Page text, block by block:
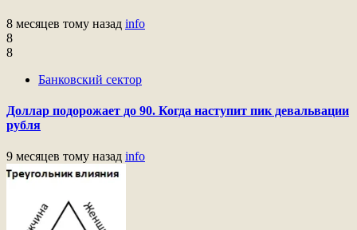
8 месяцев тому назад info
8
8
Банковский сектор
Доллар подорожает до 90. Когда наступит пик девальвации
рубля
9 месяцев тому назад info